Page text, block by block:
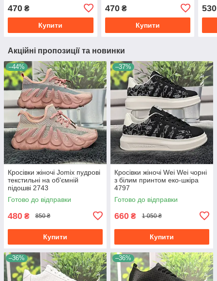
470 ₴
Купити
470₴
Купити
530
Акційні пропозиції та новинки
–44%
Кросівки жіночі Jomix пудрові
текстильні на об'ємній
підошві 2743
Готово до відправки
480 ₴ 850 ₴
Купити
–37%
Кросівки жіночі Wei Wei чорні
з білим принтом еко-шкіра
4797
Готово до відправки
660 ₴ 1 050 ₴
Купити
–36% –36%